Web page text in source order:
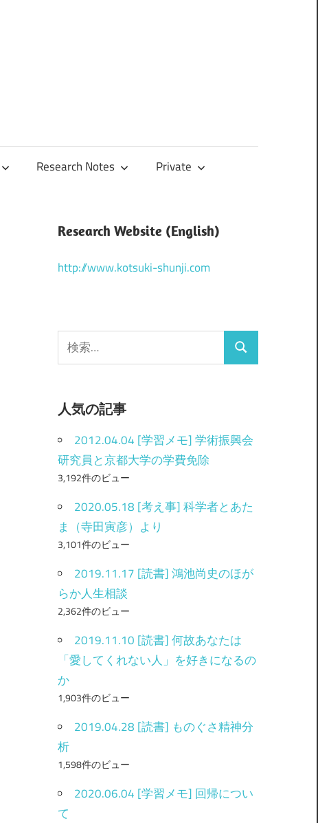
Research Notes Private
Research Website (English)
http://www.kotsuki-shunji.com
検
索
検
人気の記事
2012.04.04 [学習メモ] 学術振興会
研究員と京都大学の学費免除
3,192件のビュー
2020.05.18 [考え事] 科学者とあた
ま（寺田寅彦）より
3,101件のビュー
2019.11.17 [読書] 鴻池尚史のほが
らか人生相談
2,362件のビュー
2019.11.10 [読書] 何故あなたは
「愛してくれない人」を好きになるの
か
1,903件のビュー
2019.04.28 [読書] ものぐさ精神分
析
1,598件のビュー
2020.06.04 [学習メモ] 回帰につい
て